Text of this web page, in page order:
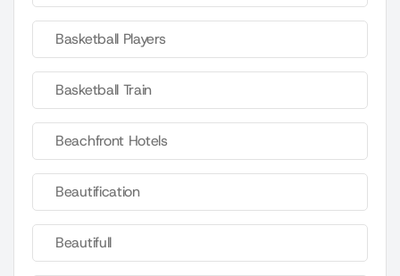
Basketball Players
Basketball Train
Beachfront Hotels
Beautification
Beautifull